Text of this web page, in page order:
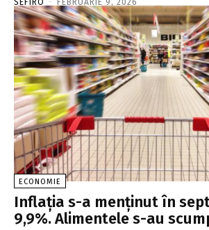
SEFIRO - FEBRUARIE 9, 2026
ECONOMIE
Inflaţia s-a menţinut în
9,9%. Alimentele s-au